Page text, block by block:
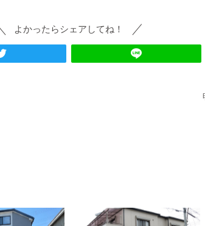
よかったらシェアしてね！